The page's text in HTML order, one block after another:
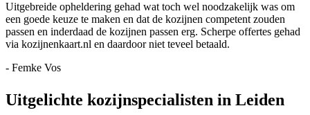
Uitgebreide opheldering gehad wat toch wel noodzakelijk was om
een goede keuze te maken en dat de kozijnen competent zouden
passen en inderdaad de kozijnen passen erg. Scherpe offertes gehad
via kozijnenkaart.nl en daardoor niet teveel betaald.
- Femke Vos
Uitgelichte kozijnspecialisten in Leiden